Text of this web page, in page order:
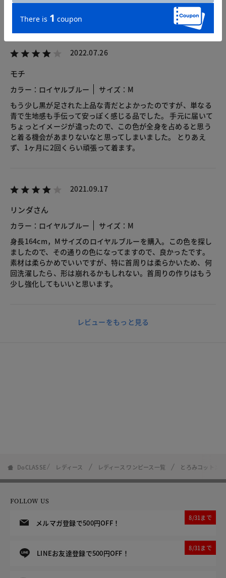
2022.07.26
モチ
カラー：ロイヤルブルー
サイズ：M
もう少し黒が足された上品な青だとよかったのですが、単なる
青で生地感も手伝って安っぽく感じる品でした。 手元に届いて
ちょっとイメージが違ったので、この色が全身を占めると思う
と着る機会があまりないなと思ってしまいました。 とりあえ
ず、1ヶ月に2回くらい頑張って着ます。
2021.09.17
リンダさん
カラー：ロイヤルブルー
サイズ：M
身長164cm，Mサイズのロイヤルブルーを購入。この色を探し
ましたので、その通りの色になってますので、良かったです。
素材は柔らかめでいいですが、特に首周りは柔らかいため、何
回洗濯したら、形は崩れるかもしれない。首周りの作りはもう
少し強化してもいいと思います。
レビューをもっと見る
DoCLASSE レディース レディース ワンピース一覧 とろみコットン
FOLLOW US
メルマガ登録で500円OFF！
8/31まで
LINEお友達登録で500円OFF！
8/31まで